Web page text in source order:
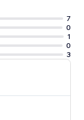
7
0
1
0
3